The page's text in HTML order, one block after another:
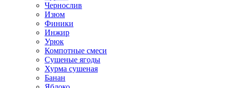
Чернослив
Изюм
Финики
Инжир
Урюк
Компотные смеси
Сушеные ягоды
Хурма сушеная
Банан